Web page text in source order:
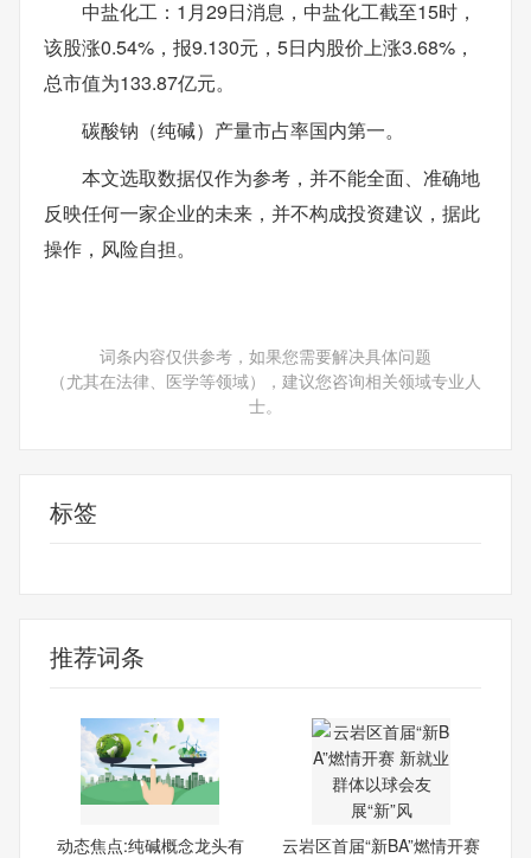
中盐化工：1月29日消息，中盐化工截至15时，
该股涨0.54%，报9.130元，5日内股价上涨3.68%，
总市值为133.87亿元。
碳酸钠（纯碱）产量市占率国内第一。
本文选取数据仅作为参考，并不能全面、准确地
反映任何一家企业的未来，并不构成投资建议，据此
操作，风险自担。
词条内容仅供参考，如果您需要解决具体问题
（尤其在法律、医学等领域），建议您咨询相关领域专业人
士。
标签
推荐词条
动态焦点:纯碱概念龙头有
云岩区首届“新BA”燃情开赛